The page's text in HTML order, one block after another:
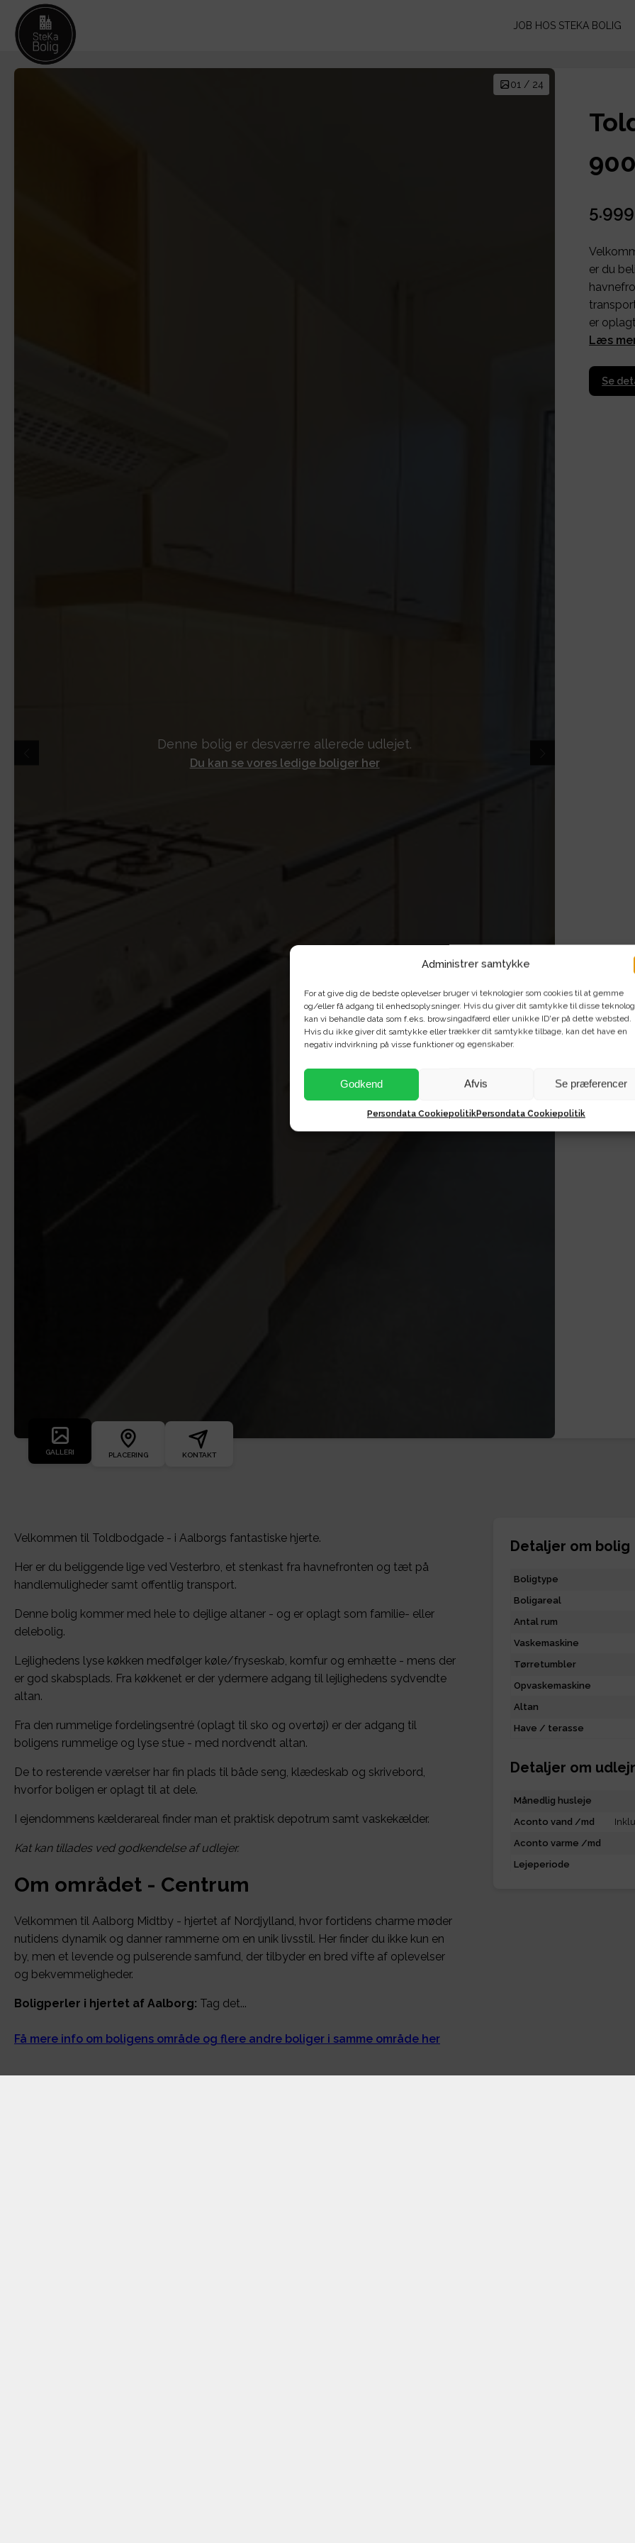
Administrer samtykke
For at give dig de bedste oplevelser bruger vi teknologier som cookies til at gemme
og/eller få adgang til enhedsoplysninger. Hvis du giver dit samtykke til disse
kan vi behandle data som f.eks. browsingadfærd eller unikke ID'er på dette websted.
Hvis du ikke giver dit samtykke eller trækker dit samtykke tilbage, kan det have en
negativ indvirkning på visse funktioner og egenskaber.
Godkend Afvis Se præferencer
Persondata CookiepolitikPersondata Cookiepolitik
JOB HOS STEKA BOLIG
Denne bolig er desværre allerede udlejet.
Du kan se vores ledige boliger her
01 / 24
GALLERI PLACERING KONTAKT
er du
er
Læs
Se
Velkommen til Toldbodgade - i Aalborgs fantastiske hjerte.
Her er du beliggende lige ved Vesterbro, et stenkast fra havnefronten og tæt på
handlemuligheder samt offentlig transport.
Denne bolig kommer med hele to dejlige altaner - og er oplagt som familie- eller
delebolig.
Lejlighedens lyse køkken medfølger køle/fryseskab, komfur og emhætte - mens der
er god skabsplads. Fra køkkenet er der ydermere adgang til lejlighedens sydvendte
altan.
Fra den rummelige fordelingsentré (oplagt til sko og overtøj) er der adgang til
boligens rummelige og lyse stue - med nordvendt altan.
De to resterende værelser har fin plads til både seng, klædeskab og skrivebord,
hvorfor boligen er oplagt til at dele.
I ejendommens kælderareal finder man et praktisk depotrum samt vaskekælder.
Kat kan tillades ved godkendelse af udlejer.
Om området - Centrum
Velkommen til Aalborg Midtby - hjertet af Nordjylland, hvor fortidens charme møder
nutidens dynamik og danner rammerne om en unik livsstil. Her finder du ikke kun en
by, men et levende og pulserende samfund, der tilbyder en bred vifte af oplevelser
og bekvemmeligheder.
Boligperler i hjertet af Aalborg: Tag det...
Få mere info om boligens område og flere andre boliger i samme område her
Detaljer om bolig
Boligtype
Boligareal
Antal rum
Vaskemaskine
Tørretumbler
Opvaskemaskine
Altan
Have / terasse
Detaljer om
Månedlig husleje
Aconto vand /md
Aconto varme /md
Lejeperiode